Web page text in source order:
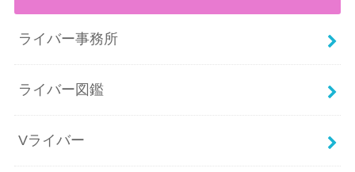
ライバー事務所
ライバー図鑑
Vライバー